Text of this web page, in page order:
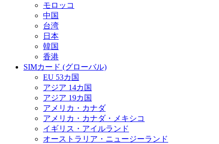
モロッコ
中国
台湾
日本
韓国
香港
SIMカード (グローバル)
EU 53カ国
アジア 14カ国
アジア 19カ国
アメリカ・カナダ
アメリカ・カナダ・メキシコ
イギリス・アイルランド
オーストラリア・ニュージーランド